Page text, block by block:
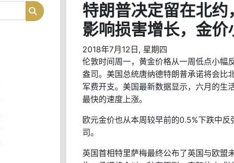
搜索
特朗普决定留在北约
影响损害增长，金价
2018年7月12日, 星期四
伦敦时间周一，黄金价格从一周低点小幅
盎司。美国总统唐纳德特朗普承诺将会比
军费开支。美国最新数据显示，六月的生
最快的速度上涨。
欧元金价也从本周较早前的0.5%下跌中反
司。
英国首相特里萨梅最终公布了英国与欧盟